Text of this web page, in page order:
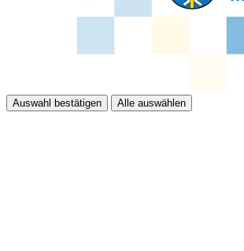
Auswahl bestätigen Alle auswählen